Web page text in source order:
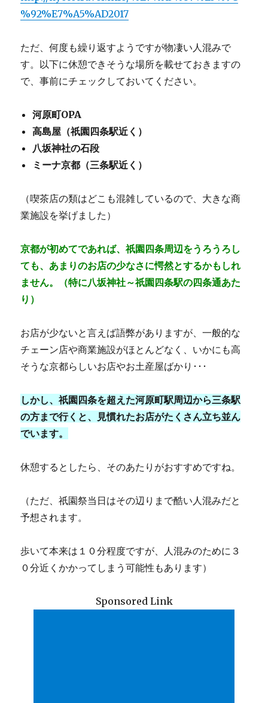
%92%E7%A5%AD2017
ただ、何度も繰り返すようですが物凄い人混みで
す。以下に休憩できそうな場所を載せておきますの
で、事前にチェックしておいてください。
河原町OPA
高島屋（祇園四条駅近く）
八坂神社の石段
ミーナ京都（三条駅近く）
（喫茶店の類はどこも混雑しているので、大きな商
業施設を挙げました）
京都が初めてであれば、祇園四条周辺をうろうろし
ても、あまりのお店の少なさに愕然とするかもしれ
ません。（特に八坂神社～祇園四条駅の四条通あた
り）
お店が少ないと言えば語弊がありますが、一般的な
チェーン店や商業施設がほとんどなく、いかにも高
そうな京都らしいお店やお土産屋ばかり･･･
しかし、祇園四条を超えた河原町駅周辺から三条駅
の方まで行くと、見慣れたお店がたくさん立ち並ん
でいます。
休憩するとしたら、そのあたりがおすすめですね。
（ただ、祇園祭当日はその辺りまで酷い人混みだと
予想されます。
歩いて本来は１０分程度ですが、人混みのために３
０分近くかかってしまう可能性もあります）
Sponsored Link